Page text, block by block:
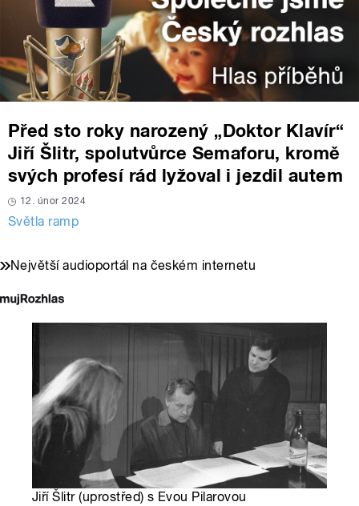
Před sto roky narozený „Doktor Klavír“
Jiří Šlitr, spolutvůrce Semaforu, kromě
svých profesí rád lyžoval i jezdil autem
12. únor 2024
Světla ramp
Největší audioportál na českém internetu
Jiří Šlitr (uprostřed) s Evou Pilarovou